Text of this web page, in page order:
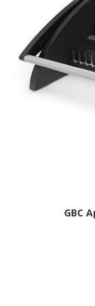
GBC